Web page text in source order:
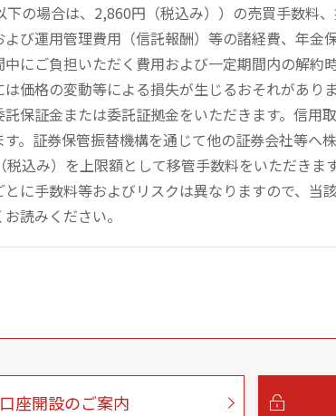
下の場合は、2,860円（税込み））の売買手数料
び運用管理費用（信託報酬）等の諸経費、年
にご負担いただく費用および一定期間内の解約
は価格の変動等による損失が生じるおそれがあ
保証金または委託証拠金をいただきます。信用
。証券保管振替機構を通じて他の証券会社等
税込み）を上限額として移管手数料をいただき
とに手数料等およびリスクは異なりますので、
読みください。
口座開設のご案内